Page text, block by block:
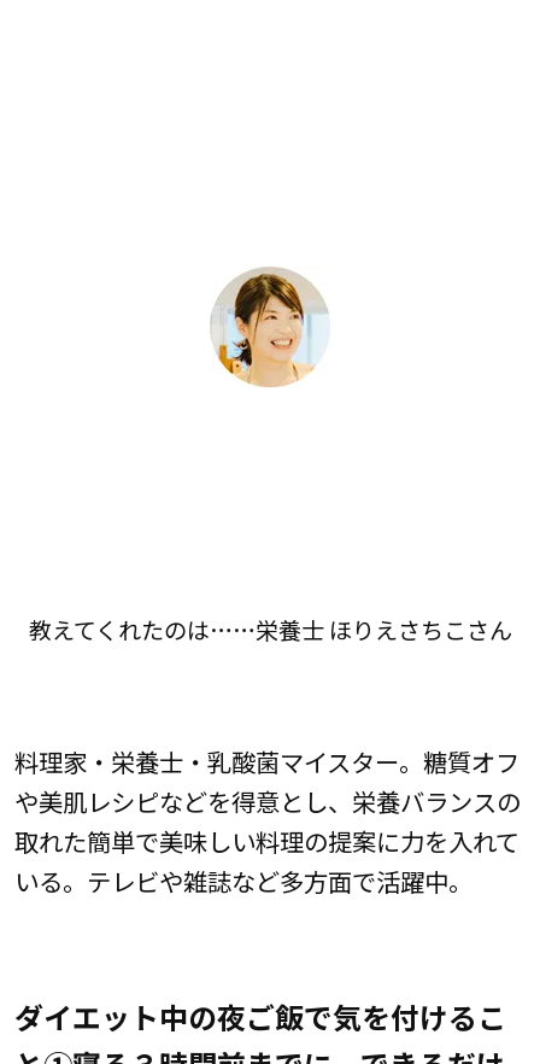
教えてくれたのは……栄養士 ほりえさちこさん
料理家・栄養士・乳酸菌マイスター。糖質オフ
や美肌レシピなどを得意とし、栄養バランスの
取れた簡単で美味しい料理の提案に力を入れて
いる。テレビや雑誌など多方面で活躍中。
ダイエット中の夜ご飯で気を付けるこ